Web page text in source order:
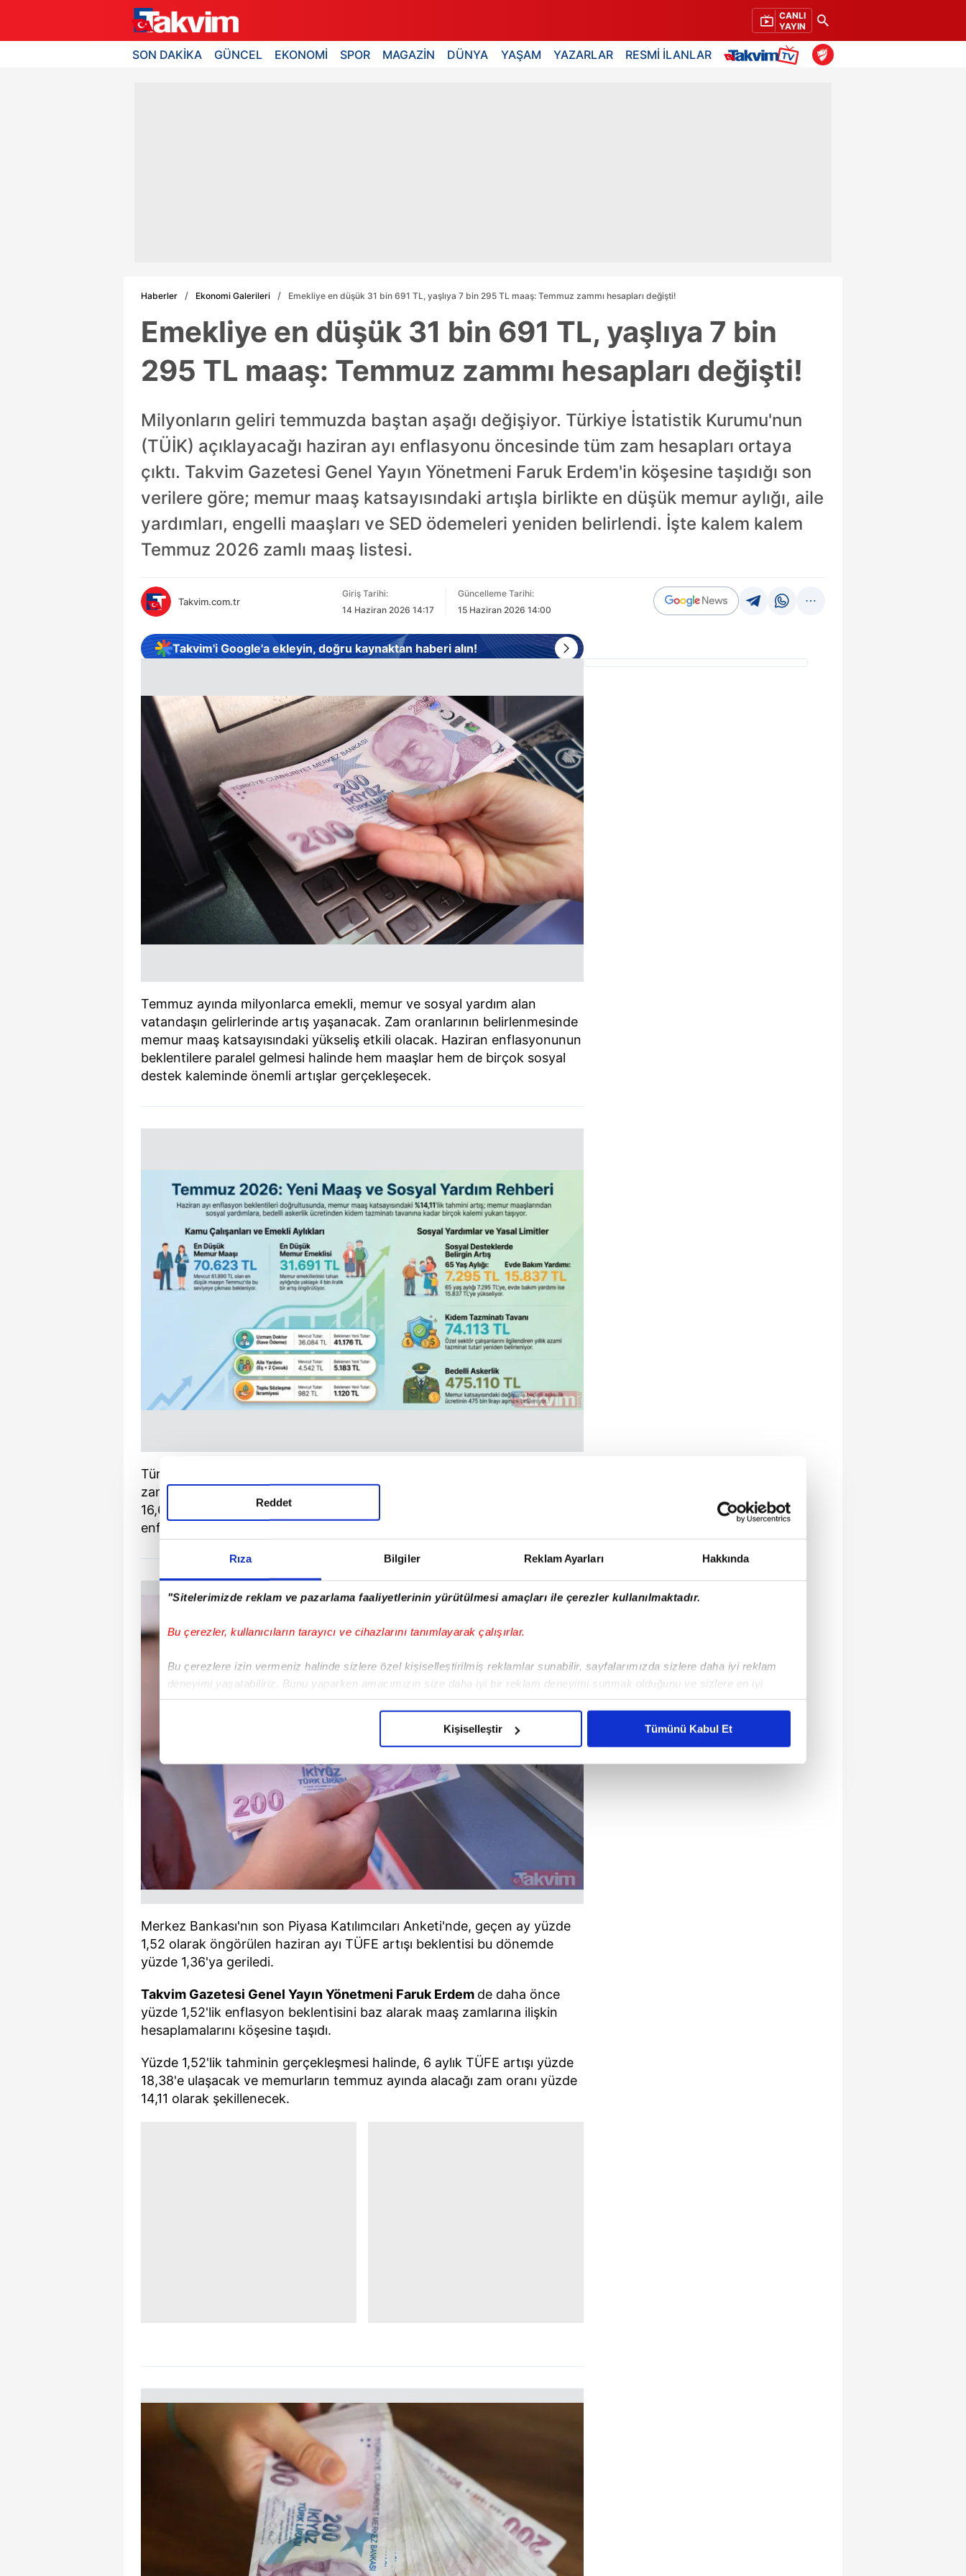
Rıza Bilgiler Reklam Ayarları Hakkında
"Sitelerimizde reklam ve pazarlama faaliyetlerinin yürütülmesi amaçları ile çerezler kullanılmaktadır.
Bu çerezler, kullanıcıların tarayıcı ve cihazlarını tanımlayarak çalışırlar.
Bu çerezlere izin vermeniz halinde sizlere özel kişiselleştirilmiş reklamlar sunabilir, sayfalarımızda sizlere daha iyi reklam
deneyimi yaşatabiliriz. Bunu yaparken amacımızın size daha iyi bir reklam deneyimi sunmak olduğunu ve sizlere en iyi
içerikleri sunabilmek adına elimizden gelen çabayı gösterdiğimizi ve bu noktada, reklamların maliyetlerimizi karşılamak
Sizlere daha iyi bir hizmet sunabilmek için İnternet Sitemizde kendimize ve üçüncü kişilere ait çerezler kullanılmaktadır. Bu
çerezler vasıtasıyla çeşitli kişisel verileriniz işlenmekte olup gerekli olan çerezler bilgi toplumu hizmetlerinin sunulması
amacıyla kullanılmaktadır. Diğer çerezler, sitemizin daha işlevsel kılınması ve kişiselleştirilmesi ve sizlere yönelik
reklam/pazarlama faaliyetlerinin yapılması, amaçlarıyla sınırlı olarak açık rızanız dahilinde kullanılacaktır.
Çerezlere ilişkin tercihlerinizi aşağıda yer alan panel vasıtasıyla belirleyebilirsiniz. Çerezlere ilişkin detaylı bilgi için Ayarlar
butonuna tıklayabilir,Çerez Bilgilendirme Metnimiziziyaret edebilirsiniz.
6698 sayılı Kişisel Verilerin Korunması Kanunu uyarınca hazırlanmış Aydınlatma Metnimizi okumak ve sitemizde ilgili
mevzuata uygun olarak kullanılan çerezlerle ilgili bilgi almak için lütfentıklayınız
Reddet
Kişiselleştir Tümünü Kabul Et
CANLI
YAYIN
SON DAKİKA GÜNCEL EKONOMİ SPOR MAGAZİN DÜNYA YAŞAM YAZARLAR RESMİ İLANLAR
Haberler Ekonomi Galerileri Emekliye en düşük 31 bin 691 TL, yaşlıya 7 bin 295 TL maaş: Temmuz zammı hesapları değişti!
Emekliye en düşük 31 bin 691 TL, yaşlıya 7 bin
295 TL maaş: Temmuz zammı hesapları değişti!
Milyonların geliri temmuzda baştan aşağı değişiyor. Türkiye İstatistik Kurumu'nun
(TÜİK) açıklayacağı haziran ayı enflasyonu öncesinde tüm zam hesapları ortaya
çıktı. Takvim Gazetesi Genel Yayın Yönetmeni Faruk Erdem'in köşesine taşıdığı son
verilere göre; memur maaş katsayısındaki artışla birlikte en düşük memur aylığı, aile
yardımları, engelli maaşları ve SED ödemeleri yeniden belirlendi. İşte kalem kalem
Temmuz 2026 zamlı maaş listesi.
Takvim.com.tr
Giriş Tarihi:
14 Haziran 2026 14:17
Güncelleme Tarihi:
15 Haziran 2026 14:00
Takvim'i Google'a ekleyin, doğru kaynaktan haberi alın!
Temmuz ayında milyonlarca emekli, memur ve sosyal yardım alan
vatandaşın gelirlerinde artış yaşanacak. Zam oranlarının belirlenmesinde
memur maaş katsayısındaki yükseliş etkili olacak. Haziran enflasyonunun
beklentilere paralel gelmesi halinde hem maaşlar hem de birçok sosyal
destek kaleminde önemli artışlar gerçekleşecek.
Türkiye İstatistik Kurumu'nun açıklayacağı haziran enflasyonu öncesinde
zam hesapları netleşmeye başladı. İlk 5 aylık dönemde enflasyon yüzde
16,61 olarak gerçekleşirken, ekonomistlerin tahminlerine göre 6 aylık
enflasyonun yüzde 18-19 bandında oluşması bekleniyor.
Merkez Bankası'nın son Piyasa Katılımcıları Anketi'nde, geçen ay yüzde
1,52 olarak öngörülen haziran ayı TÜFE artışı beklentisi bu dönemde
yüzde 1,36'ya geriledi.
Takvim Gazetesi Genel Yayın Yönetmeni Faruk Erdem de daha önce
yüzde 1,52'lik enflasyon beklentisini baz alarak maaş zamlarına ilişkin
hesaplamalarını köşesine taşıdı.
Yüzde 1,52'lik tahminin gerçekleşmesi halinde, 6 aylık TÜFE artışı yüzde
18,38'e ulaşacak ve memurların temmuz ayında alacağı zam oranı yüzde
14,11 olarak şekillenecek.